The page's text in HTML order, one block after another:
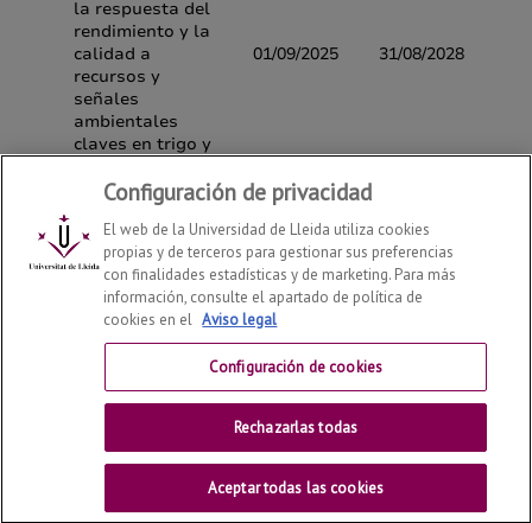
Departamento de Ciencia e Ingeniería Forestal y Agrícola
© | Telf: +34 973 702 524
Contactar
Universitat de Lleida
Configuración de privacidad
El web de la Universidad de Lleida utiliza cookies
propias y de terceros para gestionar sus preferencias
con finalidades estadísticas y de marketing. Para más
información, consulte el apartado de política de
cookies en el Aviso legal
Configuración de cookies
Rechazarlas todas
Aceptar todas las cookies